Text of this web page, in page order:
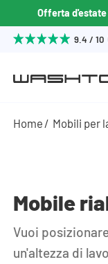
Offerta d'estate
9.4 / 10
Home Mobili per
Mobile
Vuoi
un'altezza di